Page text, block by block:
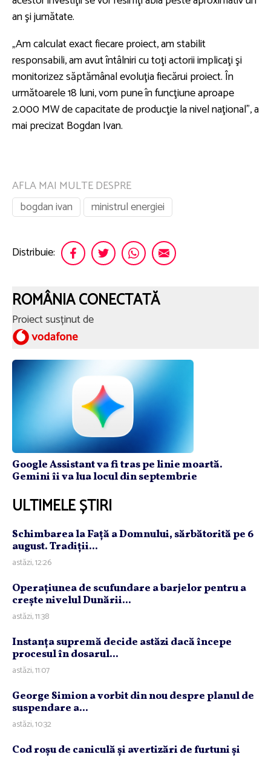
an şi jumătate.
„Am calculat exact fiecare proiect, am stabilit
responsabili, am avut întâlniri cu toţi actorii implicaţi şi
monitorizez săptămânal evoluţia fiecărui proiect. În
următoarele 18 luni, vom pune în funcţiune aproape
2.000 MW de capacitate de producţie la nivel naţional”, a
mai precizat Bogdan Ivan.
AFLA MAI MULTE DESPRE
bogdan ivan
ministrul energiei
Distribuie:
ROMÂNIA CONECTATĂ
Proiect susținut de
Google Assistant va fi tras pe linie moartă.
Gemini îi va lua locul din septembrie
ULTIMELE ȘTIRI
Schimbarea la Faţă a Domnului, sărbătorită pe 6
august. Tradiţii...
astăzi, 12:26
Operaţiunea de scufundare a barjelor pentru a
creşte nivelul Dunării...
astăzi, 11:38
Instanţa supremă decide astăzi dacă începe
procesul în dosarul...
astăzi, 11:07
George Simion a vorbit din nou despre planul de
suspendare a...
astăzi, 10:32
Cod roşu de caniculă şi avertizări de furtuni şi